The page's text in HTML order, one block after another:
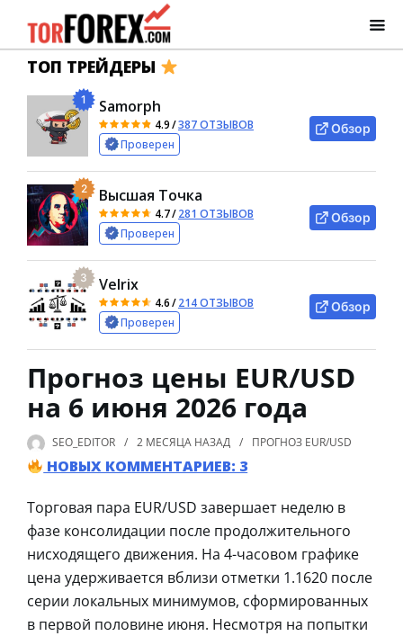
ТОП ТРЕЙДЕРЫ
1 Samorph
4.9/387 ОТЗЫВОВ
Проверен
Обзор
2 Высшая Точка
4.7/281 ОТЗЫВОВ
Проверен
Обзор
3 Velrix
4.6/214 ОТЗЫВОВ
Проверен
Обзор
Прогноз цены EUR/USD
на 6 июня 2026 года
SEO_EDITOR 2 МЕСЯЦА НАЗАД ПРОГНОЗ EUR/USD
НОВЫХ КОММЕНТАРИЕВ: 3
Торговая пара EUR/USD завершает неделю в
фазе консолидации после продолжительного
нисходящего движения. На 4-часовом графике
цена удерживается вблизи отметки 1.1620 после
серии локальных минимумов, сформированных
в первой половине июня. Несмотря на попытки